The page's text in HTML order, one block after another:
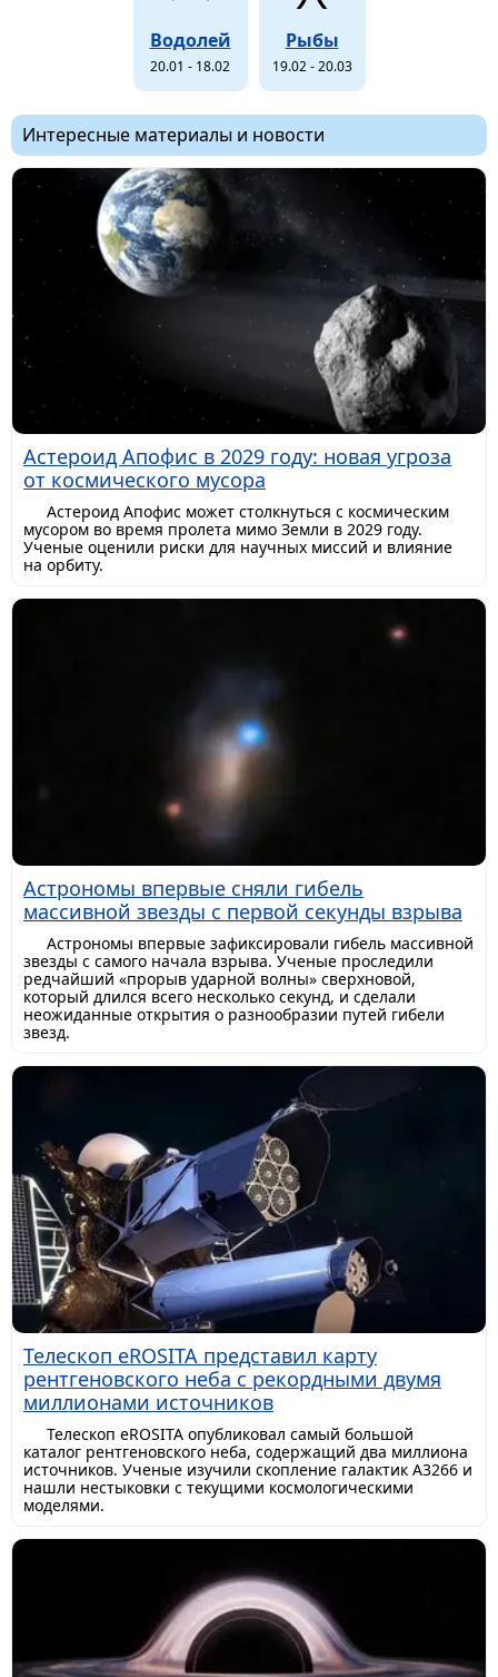
Водолей
20.01 - 18.02
Рыбы
19.02 - 20.03
Интересные материалы и новости
Астероид Апофис в 2029 году: новая угроза
от космического мусора
Астероид Апофис может столкнуться с космическим
мусором во время пролета мимо Земли в 2029 году.
Ученые оценили риски для научных миссий и влияние
на орбиту.
Астрономы впервые сняли гибель
массивной звезды с первой секунды взрыва
Астрономы впервые зафиксировали гибель массивной
звезды с самого начала взрыва. Ученые проследили
редчайший «прорыв ударной волны» сверхновой,
который длился всего несколько секунд, и сделали
неожиданные открытия о разнообразии путей гибели
звезд.
Телескоп eROSITA представил карту
рентгеновского неба с рекордными двумя
миллионами источников
Телескоп eROSITA опубликовал самый большой
каталог рентгеновского неба, содержащий два миллиона
источников. Ученые изучили скопление галактик A3266 и
нашли нестыковки с текущими космологическими
моделями.